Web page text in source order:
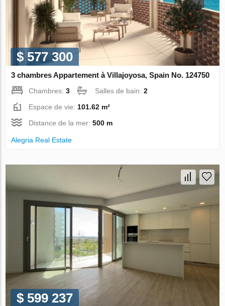
$ 577 300
3 chambres Appartement à Villajoyosa, Spain No. 124750
Chambres:3 Salles de bain:2
Espace de vie: 101.62 m²
Distance de la mer:500 m
Alegria Real Estate
$ 599 237